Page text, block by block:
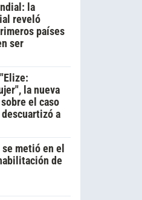
la
reveló
países
ser
la nueva
el caso
a
metió en el
de